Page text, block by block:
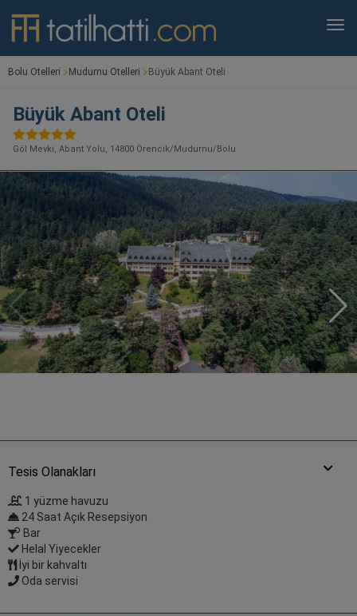
Bolu Otelleri Mudurnu Otelleri Büyük Abant Oteli
Büyük Abant Oteli
Göl Mevki, Abant Yolu, 14800 Örencik/Mudurnu/Bolu
Tesis Olanakları
1 yüzme havuzu
24 Saat Açık Resepsiyon
Bar
Helal Yiyecekler
İyi bir kahvaltı
Oda servisi